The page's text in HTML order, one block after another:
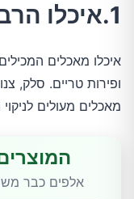
1.איכלו הרבה סיבים תזונתיים
איכלו מאכלים
ופירות טריים. סלק,
מאכלים מעולים
אלפים כבר